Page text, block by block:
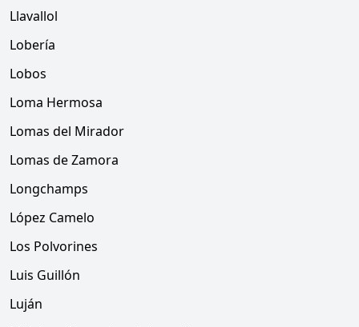
Llavallol
Lobería
Lobos
Loma Hermosa
Lomas del Mirador
Lomas de Zamora
Longchamps
López Camelo
Los Polvorines
Luis Guillón
Luján